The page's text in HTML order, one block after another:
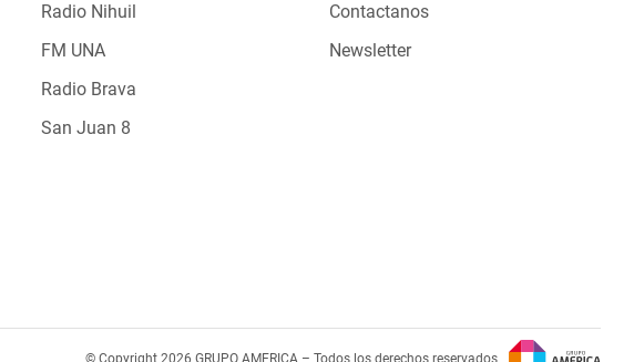
Radio Nihuil
FM UNA
Radio Brava
San Juan 8
Contactanos
Newsletter
© Copyright 2026 GRUPO AMERICA – Todos los derechos reservados